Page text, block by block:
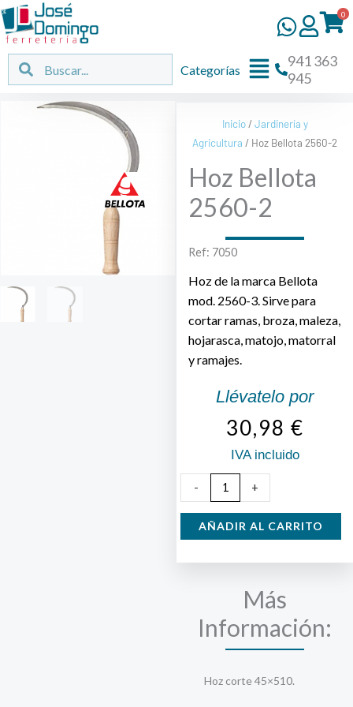
Ir
al
contenido
0
Buscar Buscar
Flyout
Categorías
941 363
945
Inicio/Jardinería y
Agricultura / Hoz Bellota 2560-2
Hoz Bellota
2560-2
Ref: 7050
Hoz de la marca Bellota
mod. 2560-3. Sirve para
cortar ramas, broza, maleza,
hojarasca, matojo, matorral
y ramajes.
Llévatelo por
30,98 €
IVA incluido
-
Bellota
2560-
+
AÑADIR AL CARRITO
Más
Información:
Hoz corte 45×510.